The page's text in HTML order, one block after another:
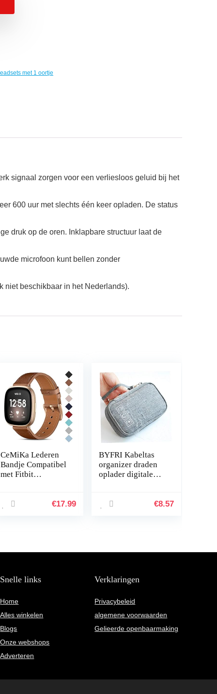
met 1 oortje
signaal zorgen voor een verliesloos geluid bij het
600 uur met slechts één keer opladen. De status
druk op de oren. Inklapbare structuur laat de
microfoon kunt bellen zonder
niet beschikbaar in het Nederlands).
CeMiKa Lederen
Bandje Compatibel
met Fitbit
Lederen Band
€17.99
BYFRI Kabeltas
organizer draden
oplader digitale
elektronische
€8.57
Snelle links
Home
Alles winkelen
Blogs
Onze webshops
Adverteren
Verklaringen
Privacybeleid
algemene voorwaarden
Gelieerde openbaarmaking